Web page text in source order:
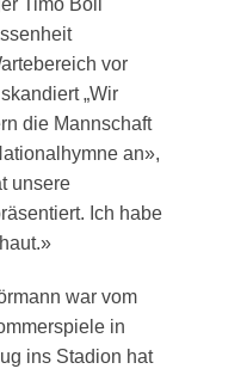
Timo Boll
vor
„Wir
die Mannschaft
an»,
unsere
Ich habe
war vom
in
ins Stadion hat